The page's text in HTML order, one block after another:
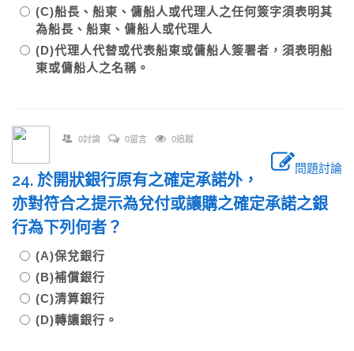
(C)船長、船東、傭船人或代理人之任何簽字須表明其
為船長、船東、傭船人或代理人
(D)代理人代替或代表船東或傭船人簽署者，須表明船
東或傭船人之名稱。
0討論 0留言 0追蹤
問題討論
24. 於開狀銀行原有之確定承諾外，
亦對符合之提示為兌付或讓購之確定承諾之銀
行為下列何者？
(A)保兌銀行
(B)補償銀行
(C)清算銀行
(D)轉讓銀行。